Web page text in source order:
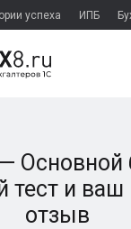
успеха ИПБ
Основной
и ваш
отзыв